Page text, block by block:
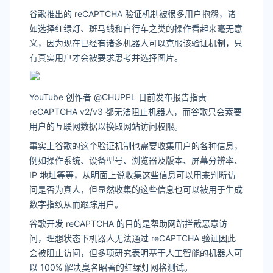
谷歌推出的 reCAPTCHA 验证机制被很多用户抱怨，诸
如选择红绿灯、斑马线和自行车之类的操作看起来毫无意
义，因为现在已经有诸多机器人可以克服该验证机制，只
有真实用户才会被要求思考并选择图片。
YouTube 创作者 @CHUPPL 日前发布报告指责
reCAPTCHA v2/v3 都无法阻止机器人，而谷歌只会索要
用户的互联网数据以换取网站访问权限。
事实上谷歌的这个验证机制也需要收集用户的各种信息，
例如操作系统、设备型号、浏览器及版本、屏幕分辨率、
IP 地址等等，从明面上说收集这些信息可以用来判断访
问是否为真人，但显然收集的这些信息也可以被用于生成
数字指纹从而跟踪用户。
谷歌开发 reCAPTCHA 的目的是帮助网站拦截恶意访
问，理想状态下机器人无法通过 reCAPTCHA 验证因此
会被阻止访问，但多项研究表明基于人工智能的机器人可
以 100% 解决臭名昭著的红绿灯网格测试。